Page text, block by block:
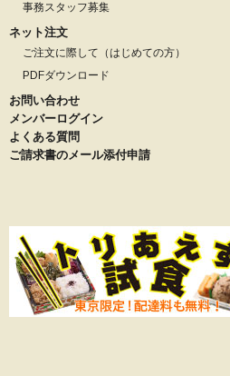
事務スタッフ募集
ネット注文
ご注文に際して（はじめての方）
PDFダウンロード
お問い合わせ
メンバーログイン
よくある質問
ご請求書のメール添付申請